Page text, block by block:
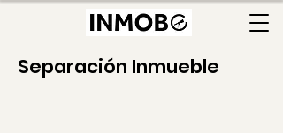
Separación Inmueble